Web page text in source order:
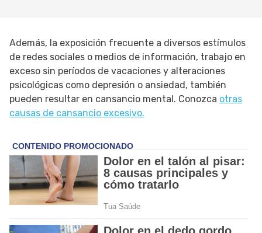
Además, la exposición frecuente a diversos estímulos
de redes sociales o medios de información, trabajo en
exceso sin períodos de vacaciones y alteraciones
psicológicas como depresión o ansiedad, también
pueden resultar en cansancio mental. Conozca otras
causas de cansancio excesivo.